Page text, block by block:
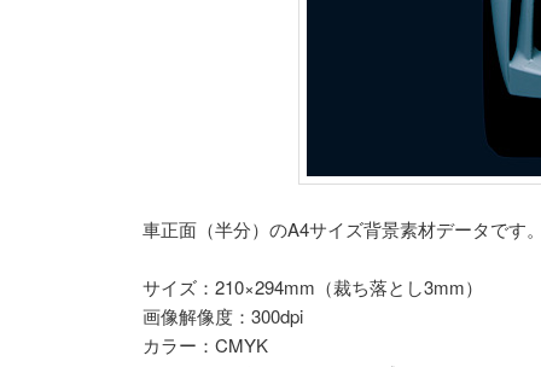
車正面（半分）のA4サイズ背景素材データです
サイズ：210×294mm（裁ち落とし3mm）
画像解像度：300dpi
カラー：CMYK